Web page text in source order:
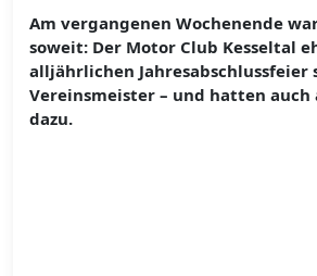
Am vergangenen Wochenende
soweit: Der Motor Club Kesseltal
alljährlichen Jahresabschlussfeier
Vereinsmeister – und hatten auch
dazu.